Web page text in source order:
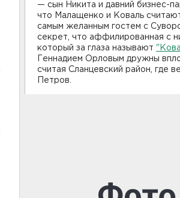
— сын Никита и давний бизнес-
что Малащенко и Коваль
самым желанным гостем с
секрет, что аффилированная с
который за глаза называют
Геннадием Орловым дружны
считая Сланцевский район, где
Петров.